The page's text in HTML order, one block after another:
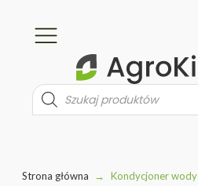
Wyszukiwarka
produktów
Strona główna → Kondycjoner wody